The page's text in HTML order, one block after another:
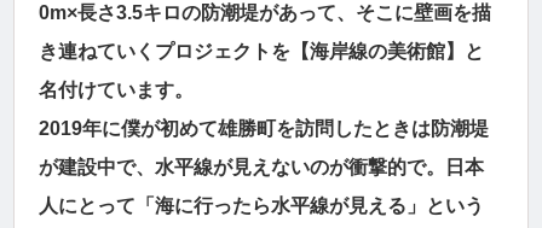
0m×長さ3.5キロの防潮堤があって、そこに壁画を描
き連ねていくプロジェクトを【海岸線の美術館】と
名付けています。
2019年に僕が初めて雄勝町を訪問したときは防潮堤
が建設中で、水平線が見えないのが衝撃的で。日本
人にとって「海に行ったら水平線が見える」という